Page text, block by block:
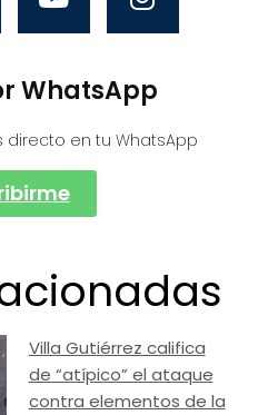
WhatsApp
en tu WhatsApp
Villa Gutiérrez califica
de “atípico” el ataque
contra elementos de la